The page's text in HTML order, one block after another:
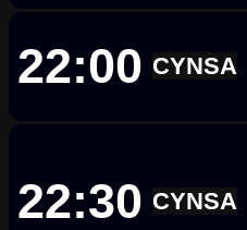
22:00 CYNSA
22:30 CYNSA